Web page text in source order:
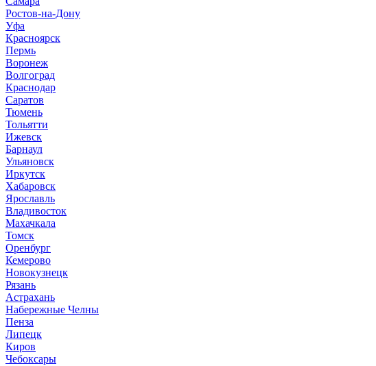
Ростов-на-Дону
Уфа
Красноярск
Пермь
Воронеж
Волгоград
Краснодар
Саратов
Тюмень
Тольятти
Ижевск
Барнаул
Ульяновск
Иркутск
Хабаровск
Ярославль
Владивосток
Махачкала
Томск
Оренбург
Кемерово
Новокузнецк
Рязань
Астрахань
Набережные Челны
Пенза
Липецк
Киров
Чебоксары